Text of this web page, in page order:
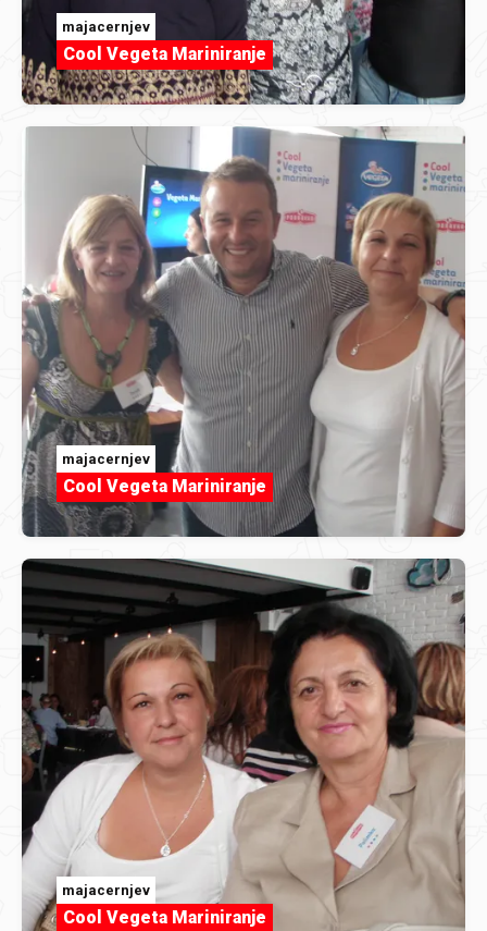
majacernjev
Cool Vegeta Mariniranje
majacernjev
Cool Vegeta Mariniranje
majacernjev
Cool Vegeta Mariniranje